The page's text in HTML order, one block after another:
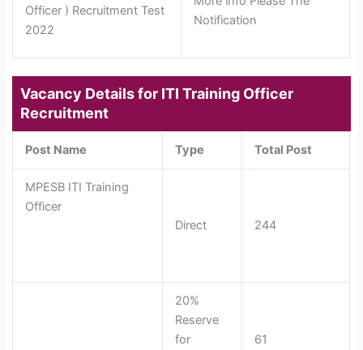
Officer ) Recruitment Test
2022
Notification
Vacancy Details for ITITraining Officer
Recruitment
Post Name Type Total Post
MPESB ITI Training
Officer
Direct
244
20%
Reserve
for
61